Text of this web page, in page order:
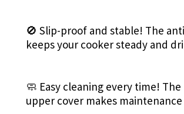
🚫 Slip-proof and stable! The
keeps your cooker steady and
🧼 Easy cleaning every time!
upper cover makes